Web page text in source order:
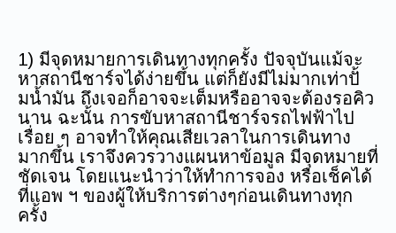
1) มีจุดหมายการเดินทางทุกครั้ง ปัจจุบันแม้จะ
หาสถานีชาร์จได้ง่ายขึ้น แต่ก็ยังมีไม่มากเท่าปั้
มน้ำมัน ถึงเจอก็อาจจะเต็มหรืออาจจะต้องรอคิว
นาน ฉะนั้น การขับหาสถานีชาร์จรถไฟฟ้าไป
เรื่อย ๆ อาจทำให้คุณเสียเวลาในการเดินทาง
มากขึ้น เราจึงควรวางแผนหาข้อมูล มีจุดหมายที่
ชัดเจน โดยแนะนำว่าให้ทำการจอง หรือเช็คได้
ที่แอพ ฯ ของผู้ให้บริการต่างๆก่อนเดินทางทุก
ครั้ง